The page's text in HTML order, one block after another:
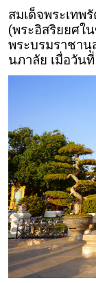
สมเด็จพระเทพ
(พระอิสริยยศใ
พระบรมราชานุ
นภาลัย เมื่อวั